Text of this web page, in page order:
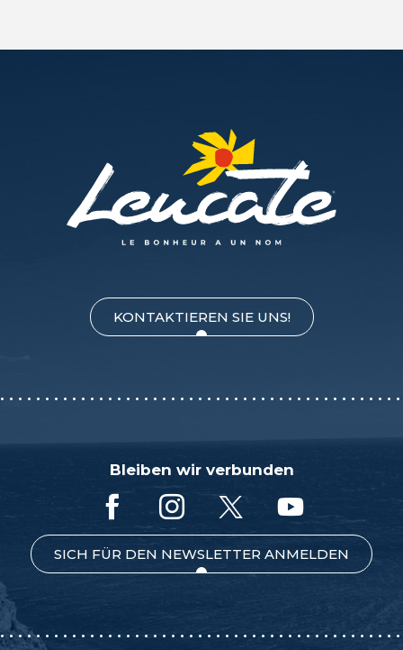
KONTAKTIEREN SIE UNS!
Bleiben wir verbunden
SICH FÜR DEN NEWSLETTER ANMELDEN